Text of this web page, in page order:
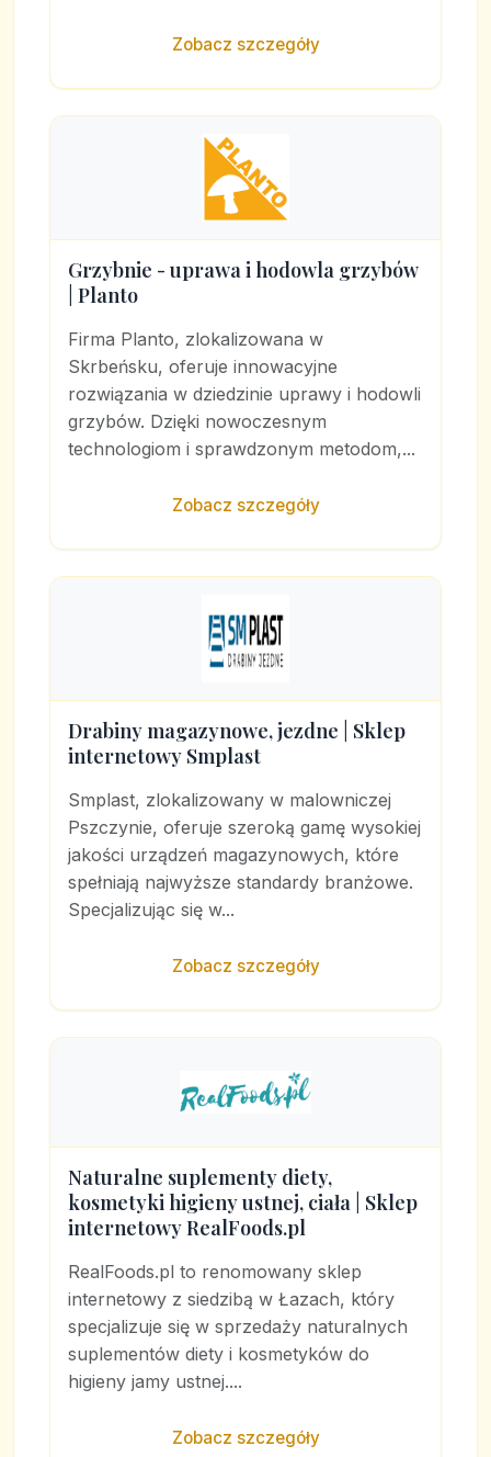
Zobacz szczegóły
Grzybnie - uprawa i hodowla grzybów
| Planto
Firma Planto, zlokalizowana w
Skrbeńsku, oferuje innowacyjne
rozwiązania w dziedzinie uprawy i hodowli
grzybów. Dzięki nowoczesnym
technologiom i sprawdzonym metodom,...
Zobacz szczegóły
Drabiny magazynowe, jezdne | Sklep
internetowy Smplast
Smplast, zlokalizowany w malowniczej
Pszczynie, oferuje szeroką gamę wysokiej
jakości urządzeń magazynowych, które
spełniają najwyższe standardy branżowe.
Specjalizując się w...
Zobacz szczegóły
Naturalne suplementy diety,
kosmetyki higieny ustnej, ciała | Sklep
internetowy RealFoods.pl
RealFoods.pl to renomowany sklep
internetowy z siedzibą w Łazach, który
specjalizuje się w sprzedaży naturalnych
suplementów diety i kosmetyków do
higieny jamy ustnej....
Zobacz szczegóły